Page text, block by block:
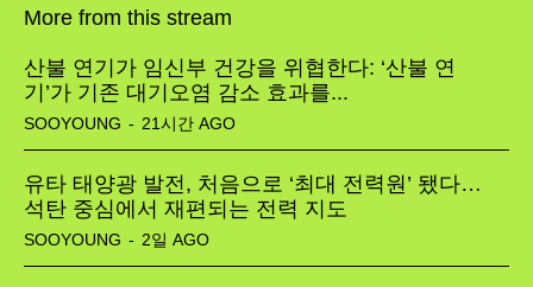
More from this stream
산불 연기가 임신부 건강을 위협한다: ‘산불 연
기’가 기존 대기오염 감소 효과를...
SOOYOUNG - 21시간 AGO
유타 태양광 발전, 처음으로 ‘최대 전력원’ 됐다…
석탄 중심에서 재편되는 전력 지도
SOOYOUNG - 2일 AGO